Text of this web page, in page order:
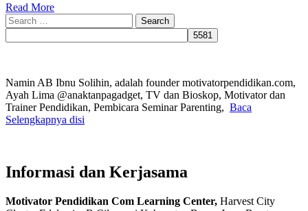
Read More
Search
for:
Namin AB Ibnu Solihin, adalah founder motivatorpendidikan.com,
Ayah Lima @anaktanpagadget, TV dan Bioskop, Motivator dan
Trainer Pendidikan, Pembicara Seminar Parenting, Baca
Selengkapnya disi
Informasi dan Kerjasama
Motivator Pendidikan Com Learning Center, Harvest City